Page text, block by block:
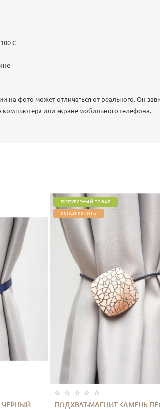
C
на фото может отличаться от реального. Он
компьютера или экране мобильного телефона.
ЧЕРНЫЙ
ПОПУЛЯРНЫЙ ТОВАР
УСПЕЙ КУПИТЬ
ПОДХВАТ-МАГНИТ КАМЕНЬ